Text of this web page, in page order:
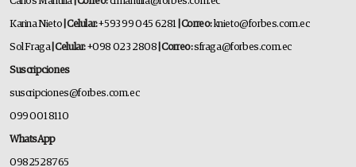
Karina Nieto | Celular:+593 99 045 6281 | Correo:knieto@forbes.com.ec
Sol Fraga| Celular:+098 023 2808 | Correo:sfraga@forbes.com.ec
Suscripciones
suscripciones@forbes.com.ec
099 001 8110
WhatsApp
0982528765